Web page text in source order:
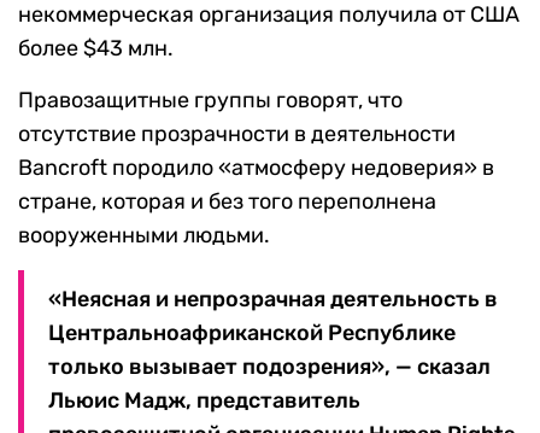
некоммерческая организация получила от США
более $43 млн.
Правозащитные группы говорят, что
отсутствие прозрачности в деятельности
Banсroft породило «атмосферу недоверия» в
стране, которая и без того переполнена
вооруженными людьми.
«Неясная и непрозрачная деятельность в
Центральноафриканской Республике
только вызывает подозрения», — сказал
Льюис Мадж, представитель